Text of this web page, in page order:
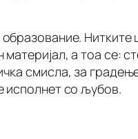
Нитките
а тоа се:
смисла, за
исполнет со љубов.